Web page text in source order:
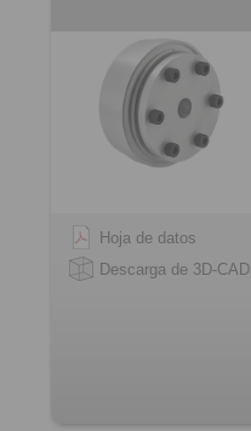
Hoja de datos
Descarga de 3D-CAD